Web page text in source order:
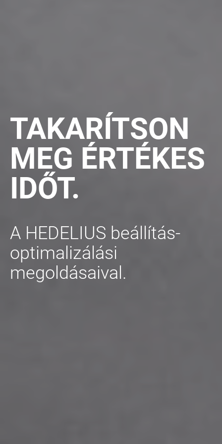
TAKARÍTSON
MEG ÉRTÉKES
IDŐT.
A HEDELIUS beállítás-
optimalizálási
megoldásaival.